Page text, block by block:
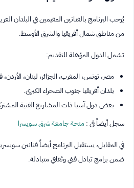
يُرحب البرنامج بالفنانين المقيمين في البلدان
من مناطق شمال أفريقيا والشرق الأوسط.
تشمل الدول المؤهلة للتقديم:
مصر، تونس، المغرب، الجزائر، لبنان،
بلدان أفريقيا جنوب الصحراء الكبرى.
بعض دول آسيا ذات المشاريع الفنية
سجل أيضاً في :منحة جامعة شرق سويسرا
في المقابل، يستقبل البرنامج أيضاً فنانين
ضمن برامج تبادل فني وثقافي متبادلة.